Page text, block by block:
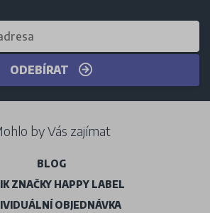
ODEBÍRAT
by Vás zajímat
BLOG
ZNAČKY HAPPY LABEL
OBJEDNÁVKA